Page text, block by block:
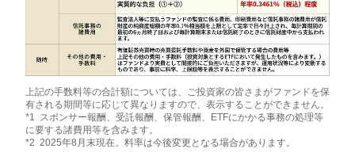
上記の手数料等の合計額については、ご投資家の皆さまがファンドを保
有される期間等に応じて異なりますので、表示することができません。
*1 スポンサー報酬、受託報酬、保管報酬、ETFにかかる事務の処理等
に要する諸費用等を含みます。
*2 2025年8月末現在。料率は今後変更となる場合があります。